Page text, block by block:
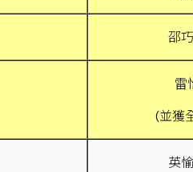
邵
雷
(並獲
英